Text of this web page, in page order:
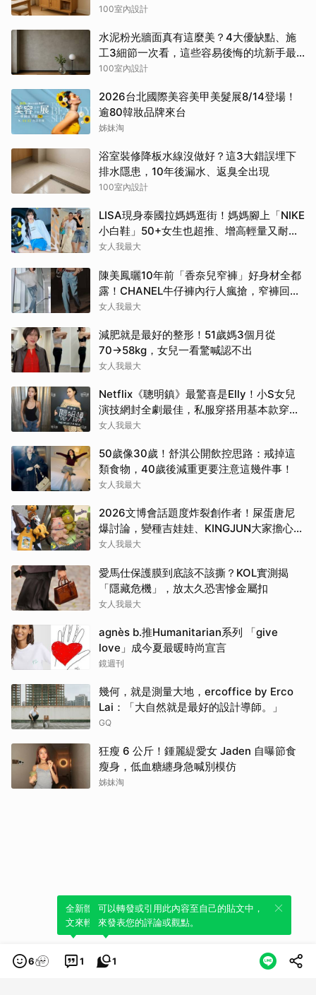
100室內設計
水泥粉光牆面真有這麼美？4大優缺點、施
工3細節一次看，這些容易後悔的坑新手最
常踩
100室內設計
2026台北國際美容美甲美髮展8/14登場！
逾80韓妝品牌來台
姊妹淘
浴室裝修降板水線沒做好？這3大錯誤埋下
排水隱患，10年後漏水、返臭全出現
100室內設計
LISA現身泰國拉媽媽逛街！媽媽腳上「NIKE
小白鞋」50+女生也超推、增高輕量又耐
走！
女人我最大
陳美鳳曬10年前「香奈兒窄褲」好身材全都
露！CHANEL牛仔褲內行人瘋搶，窄褲回歸
必看這幾條
女人我最大
減肥就是最好的整形！51歲媽3個月從
70→58kg，女兒一看驚喊認不出
女人我最大
Netflix《聰明鎮》最驚喜是Elly！小S女兒
演技網封全劇最佳，私服穿搭用基本款穿出
高級感
女人我最大
50歲像30歲！舒淇公開飲控思路：戒掉這
類食物，40歲後減重更要注意這幾件事！
女人我最大
2026文博會話題度炸裂創作者！屎蛋唐尼
爆討論，變種吉娃娃、KINGJUN大家擔心買
不到
女人我最大
愛馬仕保護膜到底該不該撕？KOL實測揭
「隱藏危機」，放太久恐害慘金屬扣
女人我最大
agnès b.推Humanitarian系列 「give
love」成今夏最暖時尚宣言
鏡週刊
幾何，就是測量大地，ercoffice by Erco
Lai：「大自然就是最好的設計導師。」
GQ
狂瘦 6 公斤！鍾麗緹愛女 Jaden 自曝節食
瘦身，低血糖纏身急喊別模仿
姊妹淘
6 1
全新體驗！一鍵引用此內容，透過發布貼
文來輕鬆表達個人立場。
1
可以轉發或引用此內容至自己的貼文中，
來發表您的評論或觀點。